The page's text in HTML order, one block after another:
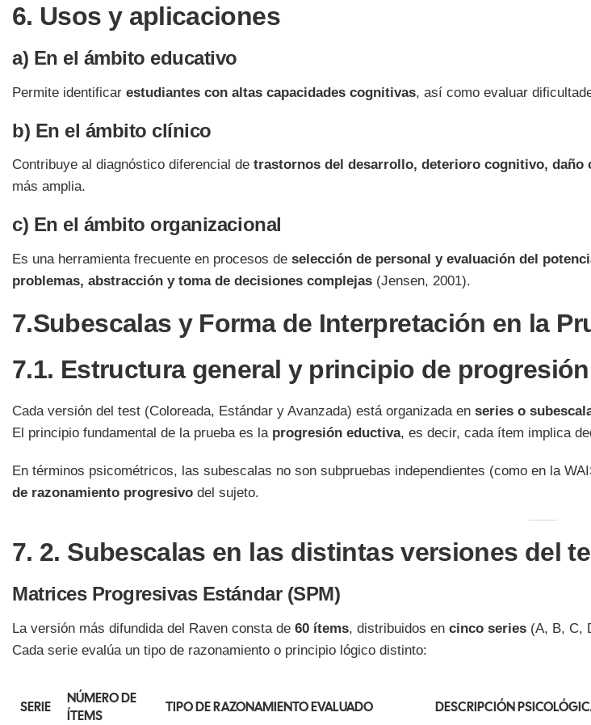
6. Usos y aplicaciones
a) En el ámbito educativo
Permite identificar estudiantes con altas capacidades cognitivas, así como evaluar
b) En el ámbito clínico
Contribuye al diagnóstico diferencial de trastornos del desarrollo, deterioro cognitivo, daño
más amplia.
c) En el ámbito organizacional
Es una herramienta frecuente en procesos de selección de personal y evaluación del
problemas, abstracción y toma de decisiones complejas (Jensen, 2001).
7.Subescalas y Forma de Interpretación en la
7.1. Estructura general y principio de progresión
Cada versión del test (Coloreada, Estándar y Avanzada) está organizada en series o
El principio fundamental de la prueba es la progresión eductiva, es decir, cada ítem implica
En términos psicométricos, las subescalas no son subpruebas independientes (como en la
de razonamiento progresivo del sujeto.
7. 2. Subescalas en las distintas versiones del
Matrices Progresivas Estándar (SPM)
La versión más difundida del Raven consta de 60 ítems, distribuidos en cinco series (A, B, C,
Cada serie evalúa un tipo de razonamiento o principio lógico distinto:
SERIE
NÚMERO DE
ÍTEMS
TIPO DE RAZONAMIENTO EVALUADO DESCRIPCIÓN